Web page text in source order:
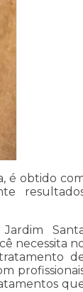
é obtido
necessita